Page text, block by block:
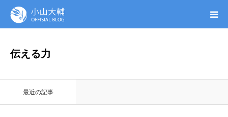
伝える力
最近の記事